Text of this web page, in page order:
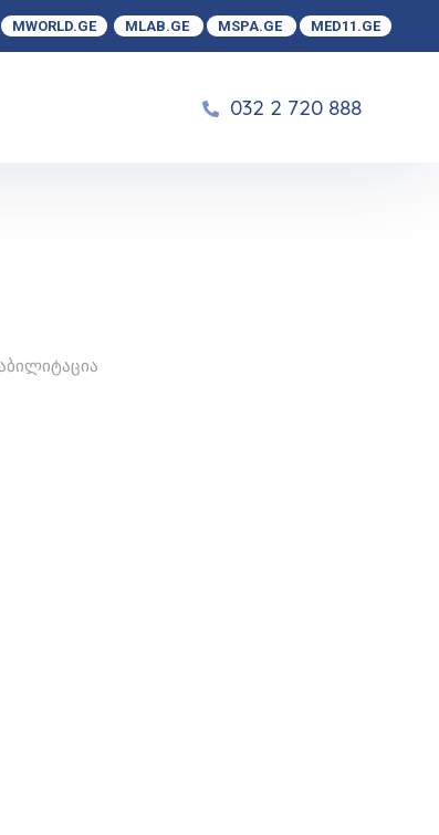
MWORLD.GE MLAB.GE MSPA.GE MED11.GE
032 2 720 888